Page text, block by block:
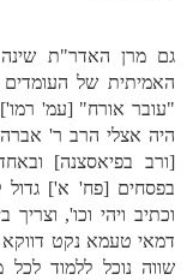
גם מרן האדר"ת
האמיתית של
"עובר אורח" [עמ'
היה אצלי הרב ר'
[ורב בפיאסצנה]
בפסחים [פח' א'] גדול
וכתיב ויהי וכו',
דמאי טעמא נקט דווקא
שווה נוכל ללמוד